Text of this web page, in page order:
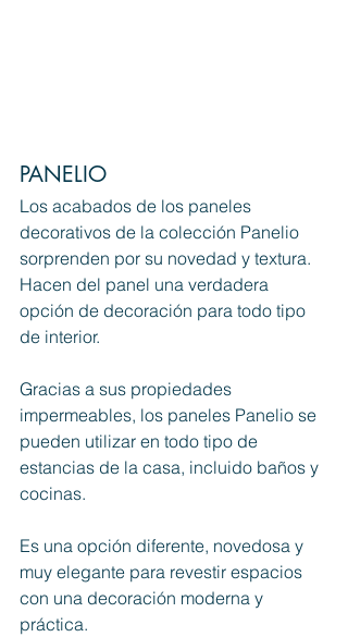
PANELIO
Los acabados de los paneles
decorativos de la colección Panelio
sorprenden por su novedad y textura.
Hacen del panel una verdadera
opción de decoración para todo tipo
de interior.
Gracias a sus propiedades
impermeables, los paneles Panelio se
pueden utilizar en todo tipo de
estancias de la casa, incluido baños y
cocinas.
Es una opción diferente, novedosa y
muy elegante para revestir espacios
con una decoración moderna y
práctica.